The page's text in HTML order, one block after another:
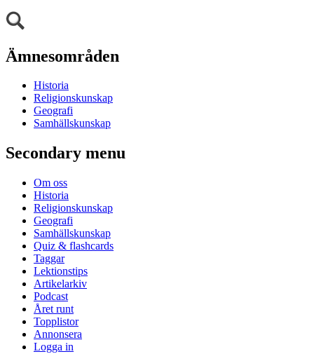
Ämnesområden
Historia
Religionskunskap
Geografi
Samhällskunskap
Secondary menu
Om oss
Historia
Religionskunskap
Geografi
Samhällskunskap
Quiz & flashcards
Taggar
Lektionstips
Artikelarkiv
Podcast
Året runt
Topplistor
Annonsera
Logga in